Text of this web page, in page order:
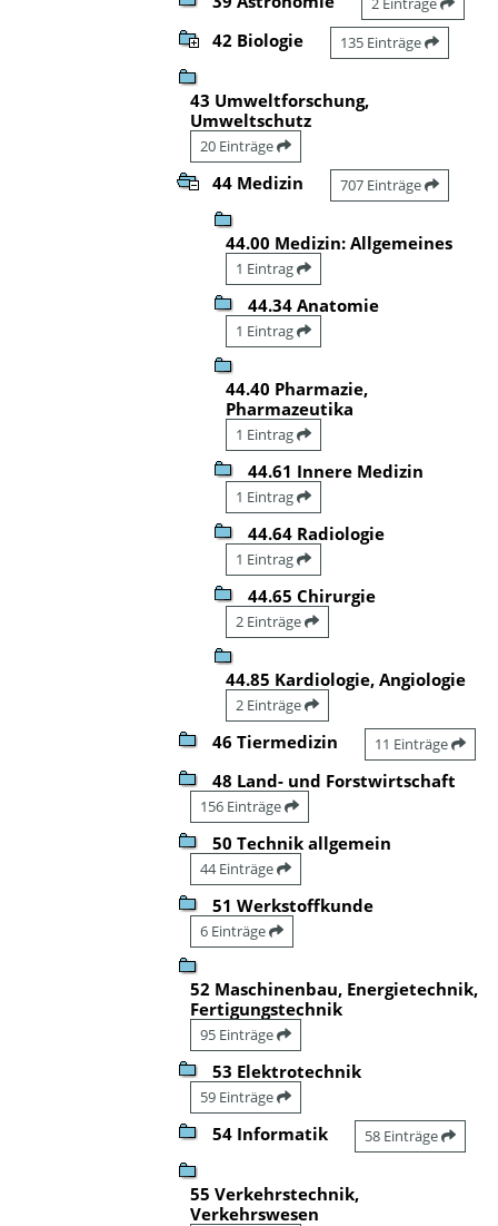
42 Biologie 135 Einträge
43 Umweltforschung,
Umweltschutz
20 Einträge
44 Medizin 707 Einträge
44.00 Medizin: Allgemeines
1 Eintrag
44.34 Anatomie
1 Eintrag
44.40 Pharmazie,
Pharmazeutika
1 Eintrag
44.61 Innere Medizin
1 Eintrag
44.64 Radiologie
1 Eintrag
44.65 Chirurgie
2 Einträge
44.85 Kardiologie, Angiologie
2 Einträge
46 Tiermedizin 11 Einträge
48 Land- und Forstwirtschaft
156 Einträge
50 Technik allgemein
44 Einträge
51 Werkstoffkunde
6 Einträge
52 Maschinenbau, Energietechnik,
Fertigungstechnik
95 Einträge
53 Elektrotechnik
59 Einträge
54 Informatik 58 Einträge
55 Verkehrstechnik,
Verkehrswesen